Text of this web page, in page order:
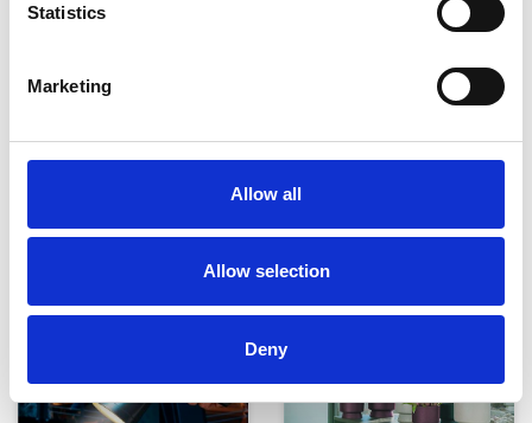
Statistics
Marketing
Allow all
Allow selection
Deny
Rengøring og plejeartikler Gas, vand og varme